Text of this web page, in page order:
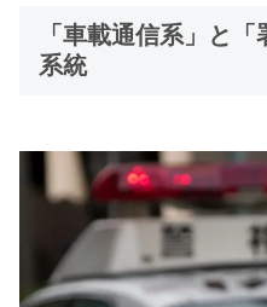
「車載通信系」と
系統